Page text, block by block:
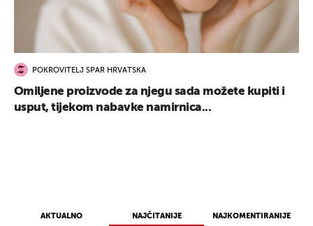
AKTUALNO NAJČITANIJE NAJKOMENTIRANIJE
POKROVITELJ SPAR HRVATSKA
Omiljene proizvode za njegu sada možete kupiti i
usput, tijekom nabavke namirnica...